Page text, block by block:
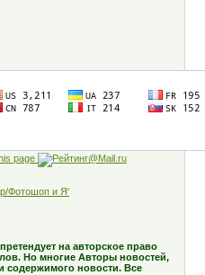
на авторское право
Но многие Авторы новостей,
содержимого новости. Все